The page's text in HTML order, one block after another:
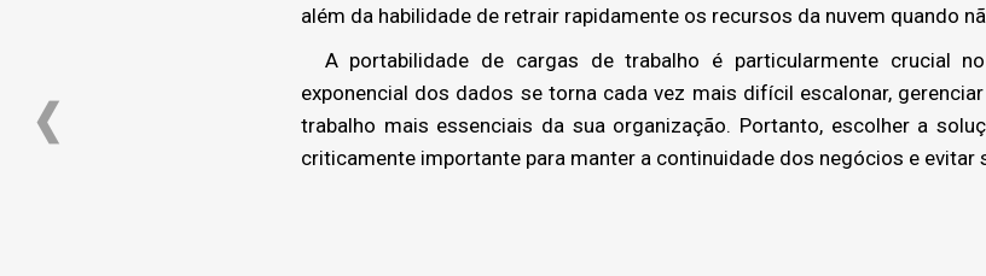
além da habilidade de retrair rapidamente os recursos da nuvem quando
A portabilidade de cargas de trabalho é particularmente crucial
exponencial dos dados se torna cada vez mais difícil escalonar,
trabalho mais essenciais da sua organização. Portanto, escolher a
criticamente importante para manter a continuidade dos negócios e evitar